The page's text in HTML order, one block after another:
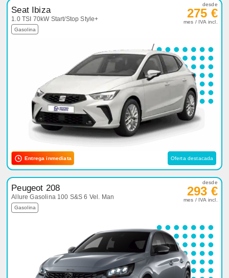
Seat Ibiza
1.0 TSI 70kW Start/Stop Style+
Gasolina
desde
275 €
mes / IVA incl.
Entrega inmediata Oferta destacada
Peugeot 208
Allure Gasolina 100 S&S 6 Vel. Man
Gasolina
desde
293 €
mes / IVA incl.